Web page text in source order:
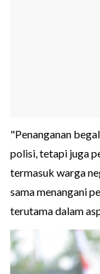
"Penanganan
polisi, tetapi juga
termasuk warga
sama menangani
terutama dalam